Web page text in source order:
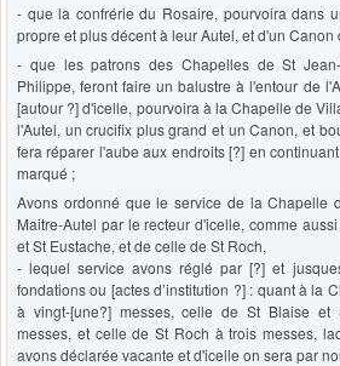
- que la confrérie du Rosaire, pourvoira dans
propre et plus décent à leur Autel, et d'un Canon
- que les patrons des Chapelles de St
Philippe, feront faire un balustre à l'entour de
[autour ?] d'icelle, pourvoira à la Chapelle de
l'Autel, un crucifix plus grand et un Canon, et
fera réparer l'aube aux endroits [?] en
marqué ;
Avons ordonné que le service de la Chapelle
Maitre-Autel par le recteur d'icelle, comme
et St Eustache, et de celle de St Roch,
- lequel service avons réglé par [?] et
fondations ou [actes d’institution ?] : quant à la
à vingt-[une?] messes, celle de St Blaise et
messes, et celle de St Roch à trois messes,
avons déclarée vacante et d'icelle on sera par